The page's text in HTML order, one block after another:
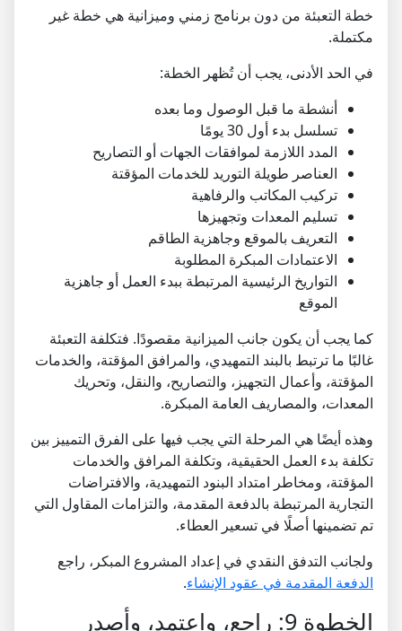
خطة التعبئة من دون برنامج زمني وميزانية هي خطة غير
مكتملة.
في الحد الأدنى، يجب أن تُظهر الخطة:
أنشطة ما قبل الوصول وما بعده
تسلسل بدء أول 30 يومًا
المدد اللازمة لموافقات الجهات أو التصاريح
العناصر طويلة التوريد للخدمات المؤقتة
تركيب المكاتب والرفاهية
تسليم المعدات وتجهيزها
التعريف بالموقع وجاهزية الطاقم
الاعتمادات المبكرة المطلوبة
التواريخ الرئيسية المرتبطة ببدء العمل أو جاهزية
الموقع
كما يجب أن يكون جانب الميزانية مقصودًا. فتكلفة التعبئة
غالبًا ما ترتبط بالبند التمهيدي، والمرافق المؤقتة، والخدمات
المؤقتة، وأعمال التجهيز، والتصاريح، والنقل، وتحريك
المعدات، والمصاريف العامة المبكرة.
وهذه أيضًا هي المرحلة التي يجب فيها على الفرق التمييز بين
تكلفة بدء العمل الحقيقية، وتكلفة المرافق والخدمات
المؤقتة، ومخاطر امتداد البنود التمهيدية، والافتراضات
التجارية المرتبطة بالدفعة المقدمة، والتزامات المقاول التي
تم تضمينها أصلًا في تسعير العطاء.
ولجانب التدفق النقدي في إعداد المشروع المبكر، راجع
الدفعة المقدمة في عقود الإنشاء.
الخطوة 9: راجع، واعتمد، وأصدر